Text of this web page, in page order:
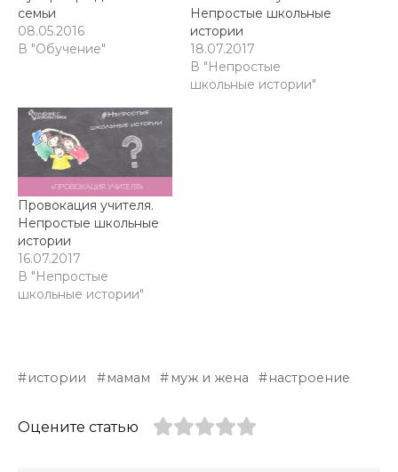
семьи
08.05.2016
В "Обучение"
Непростые школьные
истории
18.07.2017
В "Непростые
школьные истории"
Провокация учителя.
Непростые школьные
истории
16.07.2017
В "Непростые
школьные истории"
истории мамам муж и жена настроение
Оцените статью